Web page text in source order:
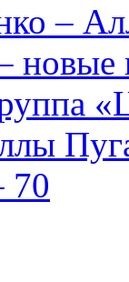
–
новые
70